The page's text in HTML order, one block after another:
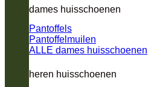
dames huisschoenen
Pantoffels
Pantoffelmuilen
ALLE dames huisschoenen
heren huisschoenen